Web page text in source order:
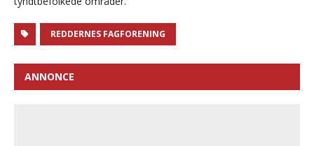
REDDERNES FAGFORENING
ANNONCE